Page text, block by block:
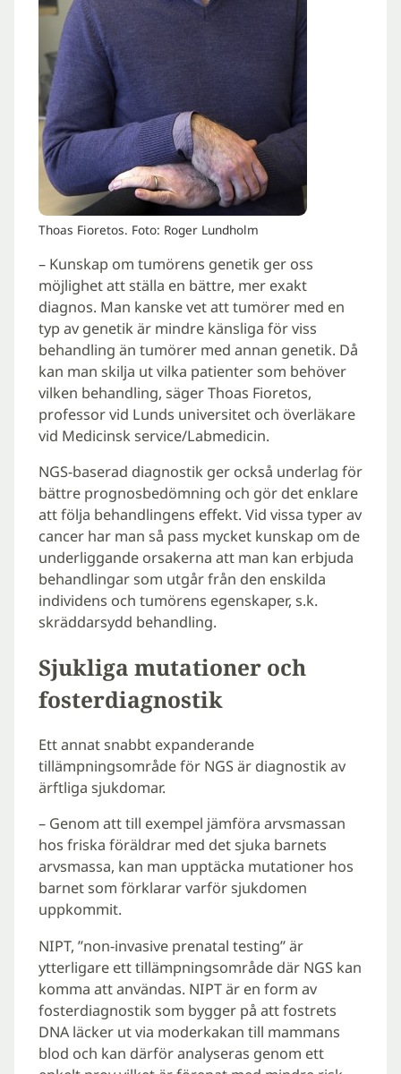
Thoas Fioretos. Foto: Roger Lundholm
– Kunskap om tumörens genetik ger oss
möjlighet att ställa en bättre, mer exakt
diagnos. Man kanske vet att tumörer med en
typ av genetik är mindre känsliga för viss
behandling än tumörer med annan genetik. Då
kan man skilja ut vilka patienter som behöver
vilken behandling, säger Thoas Fioretos,
professor vid Lunds universitet och överläkare
vid Medicinsk service/Labmedicin.
NGS-baserad diagnostik ger också underlag för
bättre prognosbedömning och gör det enklare
att följa behandlingens effekt. Vid vissa typer av
cancer har man så pass mycket kunskap om de
underliggande orsakerna att man kan erbjuda
behandlingar som utgår från den enskilda
individens och tumörens egenskaper, s.k.
skräddarsydd behandling.
Sjukliga mutationer och
fosterdiagnostik
Ett annat snabbt expanderande
tillämpningsområde för NGS är diagnostik av
ärftliga sjukdomar.
– Genom att till exempel jämföra arvsmassan
hos friska föräldrar med det sjuka barnets
arvsmassa, kan man upptäcka mutationer hos
barnet som förklarar varför sjukdomen
uppkommit.
NIPT, ”non-invasive prenatal testing” är
ytterligare ett tillämpningsområde där NGS kan
komma att användas. NIPT är en form av
fosterdiagnostik som bygger på att fostrets
DNA läcker ut via moderkakan till mammans
blod och kan därför analyseras genom ett